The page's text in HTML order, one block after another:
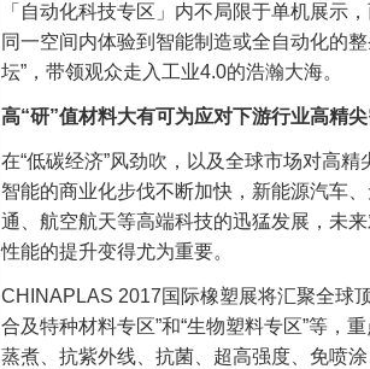
「自动化科技专区」内不局限于单机展示
同一空间内体验到智能制造或全自动化的
坛”，带领观众走入工业4.0的浩瀚大海。
高“研”值材料大有可为应对下游行业高精
在“低碳经济”风劲吹，以及全球市场对高
智能的商业化步伐不断加快，新能源汽车
通、航空航天等高端科技的迅猛发展，未
性能的提升变得尤为重要。
CHINAPLAS 2017国际橡塑展将汇聚全球
合及特种材料专区”和“生物塑料专区”等，
蒸煮、抗紫外线、抗菌、超高强度、免喷